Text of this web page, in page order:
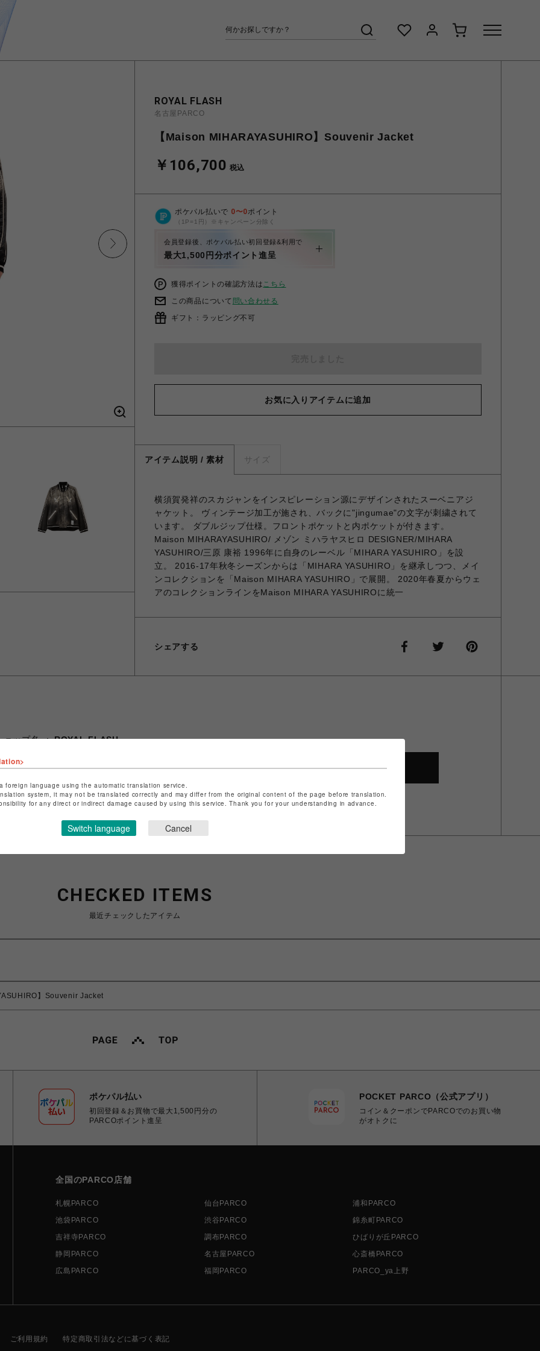
ROYAL FLASH
名古屋PARCO
【Maison MIHARAYASUHIRO】Souvenir Jacket
￥106,700 税込
ポケパル払いで 0〜0ポイント
（1P=1円）※キャンペーン分除く
会員登録後、ポケパル払い初回登録&利用で
最大1,500円分ポイント進呈
獲得ポイントの確認方法はこちら
この商品について 問い合わせる
ギフト：ラッピング不可
お気に入りアイテムに追加
アイテム説明 / 素材 サイズ
横須賀発祥のスカジャンをインスピレーション源にデザインされたスーベニアジ
ャケット。 ヴィンテージ加工が施され、バックに"jingumae"の文字が刺繍されて
います。 ダブルジップ仕様。フロントポケットと内ポケットが付きます。
Maison MIHARAYASUHIRO/ メゾン ミハラヤスヒロ DESIGNER/MIHARA
YASUHIRO/三原 康裕 1996年に自身のレーベル「MIHARA YASUHIRO」を設
立。 2016-17年秋冬シーズンからは「MIHARA YASUHIRO」を継承しつつ、メイ
ンコレクションを「Maison MIHARA YASUHIRO」で展開。 2020年春夏からウェ
アのコレクションラインをMaison MIHARA YASUHIROに統一
シェアする
ョップ名
ROYAL FLASH
ョップお問い合わせはこちら
SHOP TOP
CHECKED ITEMS
最近チェックしたアイテム
】Souvenir Jacket
ポケパル払い
初回登録＆お買物で最大1,500円分の
PARCOポイント進呈
POCKET PARCO（公式アプリ）
コイン＆クーポンでPARCOでのお買い物
がオトクに
全国のPARCO店舗
札幌PARCO 仙台PARCO
浦和PARCO
池袋PARCO
渋谷PARCO
錦糸町PARCO
吉祥寺PARCO
調布PARCO
ひばりが丘PARCO
静岡PARCO
名古屋PARCO
心斎橋PARCO
広島PARCO
福岡PARCO PARCO_ya上野
ご利用規約 特定商取引法などに基づく表記
foreign language using the automatic translation service.
system, it may not be translated correctly and may differ from the original content of the page before translation.
for any direct or indirect damage caused by using this service. Thank you for your understanding in advance.
Switch language Cancel